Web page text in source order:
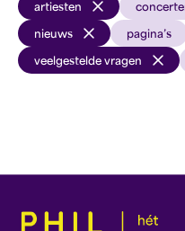
artiesten
nieuws pagina’s
veelgestelde vragen